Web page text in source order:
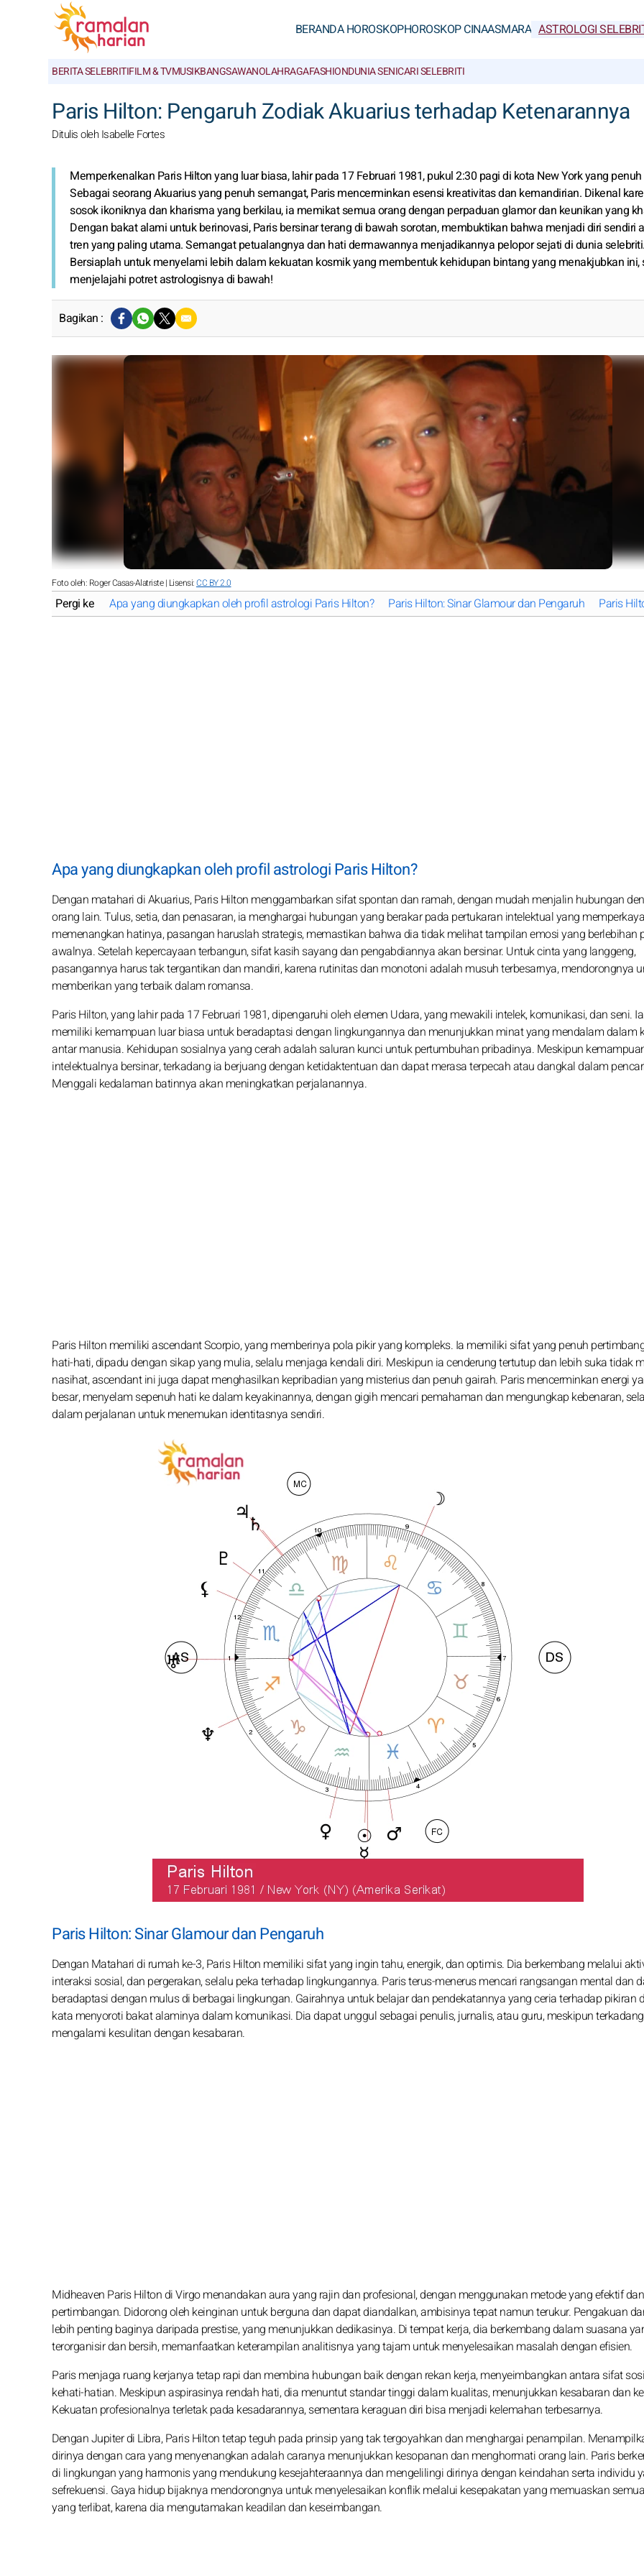
BERANDA HOROSKOPHOROSKOP CINAASMARA ASTROLOGI
BERITA SELEBRITIFILM & TVMUSIKBANGSAWANOLAHRAGAFASHIONDUNIA SENICARI SELEBRITI
Paris Hilton: Pengaruh Zodiak Akuarius terhadap Ketenarannya
Ditulis oleh Isabelle Fortes
Memperkenalkan Paris Hilton yang luar biasa, lahir pada 17 Februari 1981, pukul 2:30 pagi di kota New York yang
Sebagai seorang Akuarius yang penuh semangat, Paris mencerminkan esensi kreativitas dan kemandirian. Dikenal
sosok ikoniknya dan kharisma yang berkilau, ia memikat semua orang dengan perpaduan glamor dan keunikan yang
Dengan bakat alami untuk berinovasi, Paris bersinar terang di bawah sorotan, membuktikan bahwa menjadi diri sendiri
tren yang paling utama. Semangat petualangnya dan hati dermawannya menjadikannya pelopor sejati di dunia selebriti.
Bersiaplah untuk menyelami lebih dalam kekuatan kosmik yang membentuk kehidupan bintang yang menakjubkan ini,
menjelajahi potret astrologisnya di bawah!
Bagikan :
Foto oleh: Roger Casas-Alatriste | Lisensi:CC BY 2.0
Pergi ke Apa yang diungkapkan oleh profil astrologi Paris Hilton? Paris Hilton: Sinar Glamour dan Pengaruh Paris
Apa yang diungkapkan oleh profil astrologi Paris Hilton?
Dengan matahari di Akuarius, Paris Hilton menggambarkan sifat spontan dan ramah, dengan mudah menjalin hubungan
orang lain. Tulus, setia, dan penasaran, ia menghargai hubungan yang berakar pada pertukaran intelektual yang
memenangkan hatinya, pasangan haruslah strategis, memastikan bahwa dia tidak melihat tampilan emosi yang berlebihan
awalnya. Setelah kepercayaan terbangun, sifat kasih sayang dan pengabdiannya akan bersinar. Untuk cinta yang langgeng,
pasangannya harus tak tergantikan dan mandiri, karena rutinitas dan monotoni adalah musuh terbesarnya, mendorongnya
memberikan yang terbaik dalam romansa.
Paris Hilton, yang lahir pada 17 Februari 1981, dipengaruhi oleh elemen Udara, yang mewakili intelek, komunikasi, dan seni. Ia
memiliki kemampuan luar biasa untuk beradaptasi dengan lingkungannya dan menunjukkan minat yang mendalam dalam
antar manusia. Kehidupan sosialnya yang cerah adalah saluran kunci untuk pertumbuhan pribadinya. Meskipun
intelektualnya bersinar, terkadang ia berjuang dengan ketidaktentuan dan dapat merasa terpecah atau dangkal dalam
Menggali kedalaman batinnya akan meningkatkan perjalanannya.
Paris Hilton memiliki ascendant Scorpio, yang memberinya pola pikir yang kompleks. Ia memiliki sifat yang penuh
hati-hati, dipadu dengan sikap yang mulia, selalu menjaga kendali diri. Meskipun ia cenderung tertutup dan lebih suka tidak
nasihat, ascendant ini juga dapat menghasilkan kepribadian yang misterius dan penuh gairah. Paris mencerminkan energi
besar, menyelam sepenuh hati ke dalam keyakinannya, dengan gigih mencari pemahaman dan mengungkap kebenaran,
dalam perjalanan untuk menemukan identitasnya sendiri.
Paris Hilton: Sinar Glamour dan Pengaruh
Dengan Matahari di rumah ke-3, Paris Hilton memiliki sifat yang ingin tahu, energik, dan optimis. Dia berkembang melalui
interaksi sosial, dan pergerakan, selalu peka terhadap lingkungannya. Paris terus-menerus mencari rangsangan mental dan
beradaptasi dengan mulus di berbagai lingkungan. Gairahnya untuk belajar dan pendekatannya yang ceria terhadap pikiran
kata menyoroti bakat alaminya dalam komunikasi. Dia dapat unggul sebagai penulis, jurnalis, atau guru, meskipun
mengalami kesulitan dengan kesabaran.
Midheaven Paris Hilton di Virgo menandakan aura yang rajin dan profesional, dengan menggunakan metode yang efektif
pertimbangan. Didorong oleh keinginan untuk berguna dan dapat diandalkan, ambisinya tepat namun terukur. Pengakuan
lebih penting baginya daripada prestise, yang menunjukkan dedikasinya. Di tempat kerja, dia berkembang dalam suasana
terorganisir dan bersih, memanfaatkan keterampilan analitisnya yang tajam untuk menyelesaikan masalah dengan efisien.
Paris menjaga ruang kerjanya tetap rapi dan membina hubungan baik dengan rekan kerja, menyeimbangkan antara sifat
kehati-hatian. Meskipun aspirasinya rendah hati, dia menuntut standar tinggi dalam kualitas, menunjukkan kesabaran dan
Kekuatan profesionalnya terletak pada kesadarannya, sementara keraguan diri bisa menjadi kelemahan terbesarnya.
Dengan Jupiter di Libra, Paris Hilton tetap teguh pada prinsip yang tak tergoyahkan dan menghargai penampilan.
dirinya dengan cara yang menyenangkan adalah caranya menunjukkan kesopanan dan menghormati orang lain. Paris
di lingkungan yang harmonis yang mendukung kesejahteraannya dan mengelilingi dirinya dengan keindahan serta individu
sefrekuensi. Gaya hidup bijaknya mendorongnya untuk menyelesaikan konflik melalui kesepakatan yang memuaskan
yang terlibat, karena dia mengutamakan keadilan dan keseimbangan.